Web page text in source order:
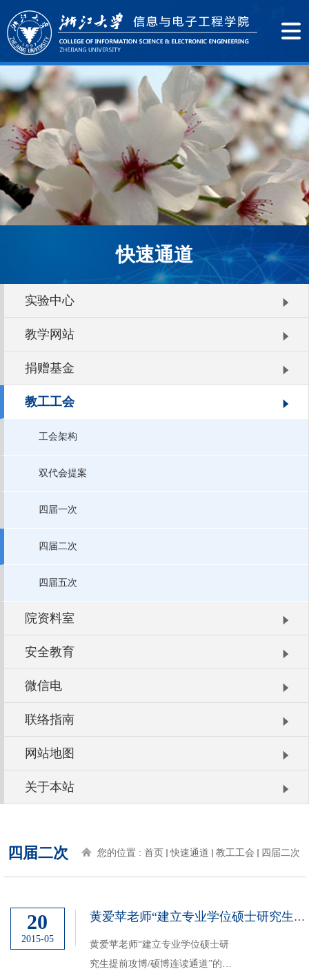
快速通道
实验中心
教学网站
捐赠基金
教工工会
工会架构
双代会提案
四届一次
四届二次
四届五次
院资料室
安全教育
微信电
联络指南
网站地图
关于本站
四届二次 您的位置 : 首页 快速通道 教工工会 四届二次
20
2015-05
黄爱苹老师“建立专业学位硕士研究生提前攻博/硕博连读通道”的提案回复
黄爱苹老师“建立专业学位硕士研
究生提前攻博/硕博连读通道”的提